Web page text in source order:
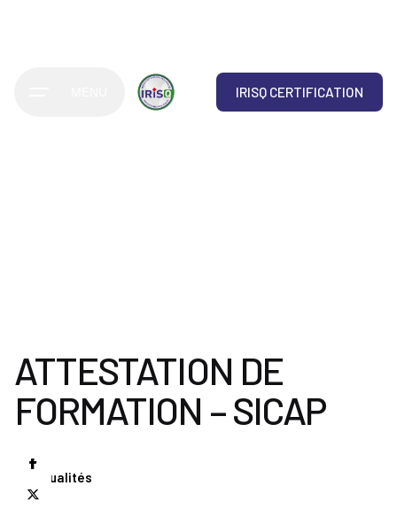
IRISQ CERTIFICATION
ATTESTATION DE
FORMATION – SICAP
Actualités